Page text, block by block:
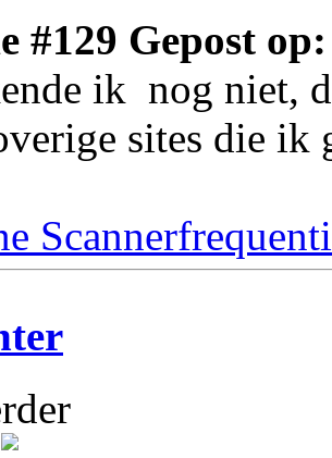
#129 Gepost op:
ik nog niet,
sites die ik